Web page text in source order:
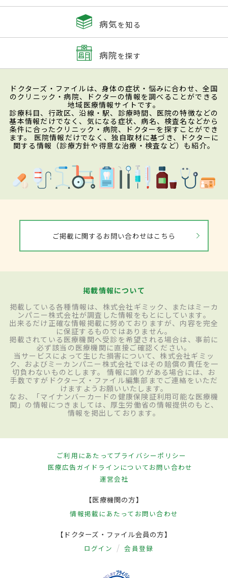
病気を知る
病院を探す
ドクターズ・ファイルは、身体の症状・悩みに合わせ、全国
のクリニック・病院、ドクターの情報を調べることができる
地域医療情報サイトです。
診療科目、行政区、沿線・駅、診療時間、医院の特徴などの
基本情報だけでなく、気になる症状、病名、検査名などから
条件に合ったクリニック・病院、ドクターを探すことができ
ます。 医院情報だけでなく、独自取材に基づき、ドクターに
関する情報（診療方針や得意な治療・検査など）も紹介。
ご掲載に関するお問い合わせはこちら
掲載情報について
掲載している各種情報は、株式会社ギミック、またはミーカ
ンパニー株式会社が調査した情報をもとにしています。
出来るだけ正確な情報掲載に努めておりますが、内容を完全
に保証するものではありません。
掲載されている医療機関へ受診を希望される場合は、事前に
必ず該当の医療機関に直接ご確認ください。
当サービスによって生じた損害について、株式会社ギミッ
ク、およびミーカンパニー株式会社ではその賠償の責任を一
切負わないものとします。 情報に誤りがある場合には、お
手数ですがドクターズ・ファイル編集部までご連絡をいただ
けますようお願いいたします。
なお、「マイナンバーカードの健康保険証利用可能な医療機
関」の情報につきましては、厚生労働省の情報提供のもと、
情報を掲出しております。
ご利用にあたってプライバシーポリシー
医療広告ガイドラインについてお問い合わせ
運営会社
【医療機関の方】
情報掲載にあたって お問い合わせ
【ドクターズ・ファイル会員の方】
ログイン 会員登録